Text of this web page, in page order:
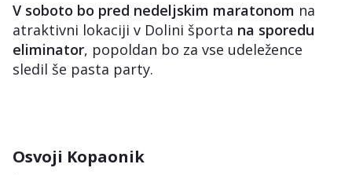
V soboto bo pred nedeljskim maratonom na
atraktivni lokaciji v Dolini športa na sporedu
eliminator, popoldan bo za vse udeležence
sledil še pasta party.
Osvoji Kopaonik